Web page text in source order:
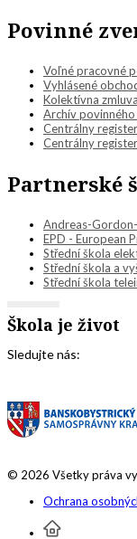
Povinné
Voľné pracovné
Vyhlásené
Kolektívna
Archív
Centrálny
Centrálny
Partnerské
Andreas-
EPD - European
Střední škola
Střední škola a
Střední škola
Škola je život
Sledujte nás:
© 2026 Všetky práva
Ochrana